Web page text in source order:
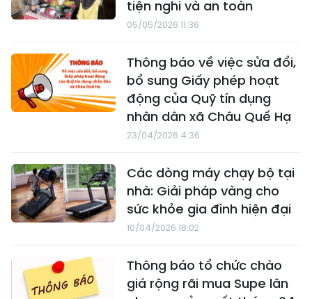
tiện nghi và an toàn
05/05/2026 11:36
Thông báo về việc sửa đổi,
bổ sung Giấy phép hoạt
động của Quỹ tín dụng
nhân dân xã Châu Quế Hạ
23/04/2026 4:36
Các dòng máy chạy bộ tại
nhà: Giải pháp vàng cho
sức khỏe gia đình hiện đại
10/04/2026 18:02
Thông báo tổ chức chào
giá rộng rãi mua Supe lân